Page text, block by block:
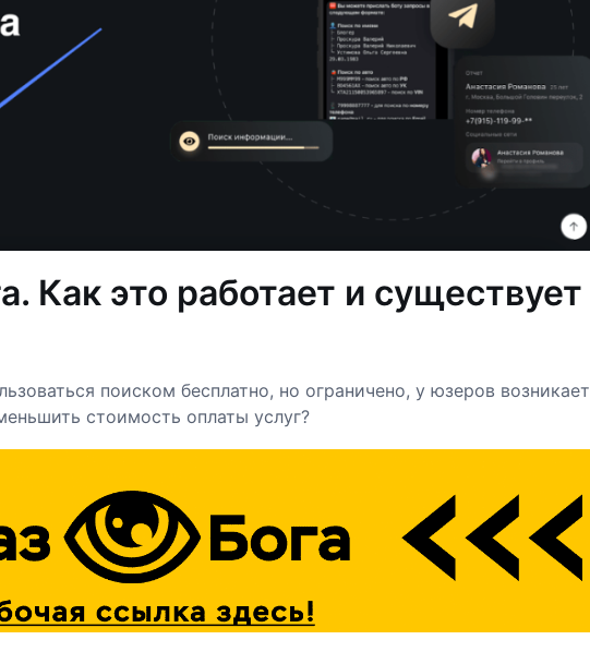
Как это работает и существует
поиском бесплатно, но ограничено, у юзеров возникает
стоимость оплаты услуг?